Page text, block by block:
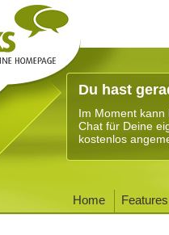
Du hast
Im Moment kann
Chat für Deine
kostenlos
Home Features